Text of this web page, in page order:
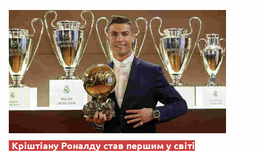
Кріштіану Роналду став першим у світі